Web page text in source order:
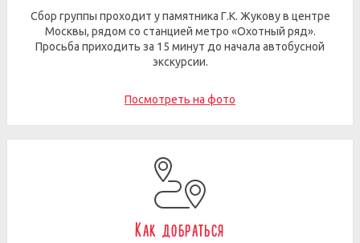
Сбор группы проходит у памятника Г.К. Жукову в центре
Москвы, рядом со станцией метро «Охотный ряд».
Просьба приходить за 15 минут до начала автобусной
экскурсии.
Посмотреть на фото
Как добраться